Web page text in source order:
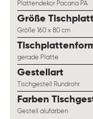
Plattendekor Pacana PA
Größe
Größe 160 x 80 cm
gerade Platte
Gestellart
Tischgestell Rundrohr
Farben
Gestell alufarben